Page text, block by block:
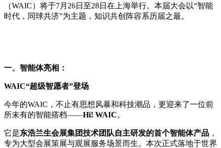
（WAIC）将于7月26日至28日在上海举行。本届大会以“智能
时代，同球共济”为主题，知识共创阵容系历届之最。
一、智能体亮相：
WAIC“超级智愿者”登场
今年的WAIC，不止有思想风暴和科技潮品，更迎来了一位前
所未有的智能搭档——Hi! WAIC。
它是东浩兰生会展集团技术团队自主研发的首个智能体产品 ，
专为大型会展策展与观展服务场景而生。本次正式落地于世界